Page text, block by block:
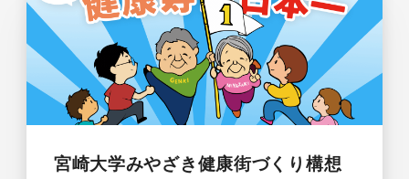
宮崎大学みやざき健康街づくり構想